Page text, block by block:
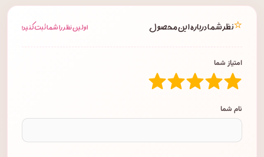
⭐نظر شما درباره این محصول اولین نظر را شما ثبت کنید!
امتیاز شما
نام شما